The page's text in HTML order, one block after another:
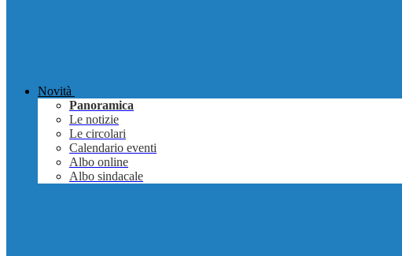
Novità
Panoramica
Le notizie
Le circolari
Calendario eventi
Albo online
Albo sindacale